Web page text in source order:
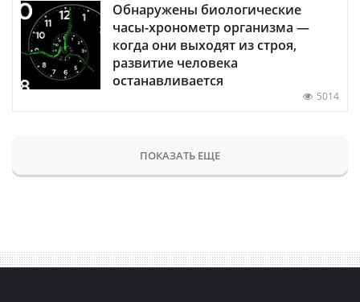
Обнаружены биологические
часы-хронометр организма —
когда они выходят из строя,
развитие человека
останавливается
5014
ПОКАЗАТЬ ЕЩЕ